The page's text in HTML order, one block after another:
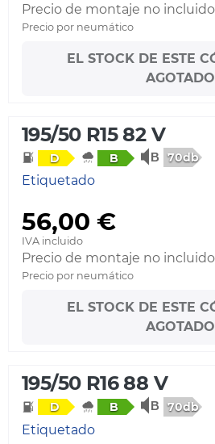
Precio de montaje no incluido
Precio por neumático
EL STOCK DE ESTE
AGOTADO
195/50 R15 82 V
D B 70db
Etiquetado
56,00 €
IVA incluido
Precio de montaje no incluido
Precio por neumático
EL STOCK DE ESTE
AGOTADO
195/50 R16 88 V
D B 70db
Etiquetado